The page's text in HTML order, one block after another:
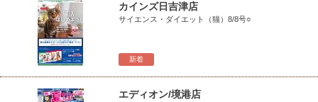
新着
カインズ日吉津店
サイエンス・ダイエット（猫）8/8号○
エディオン/境港店